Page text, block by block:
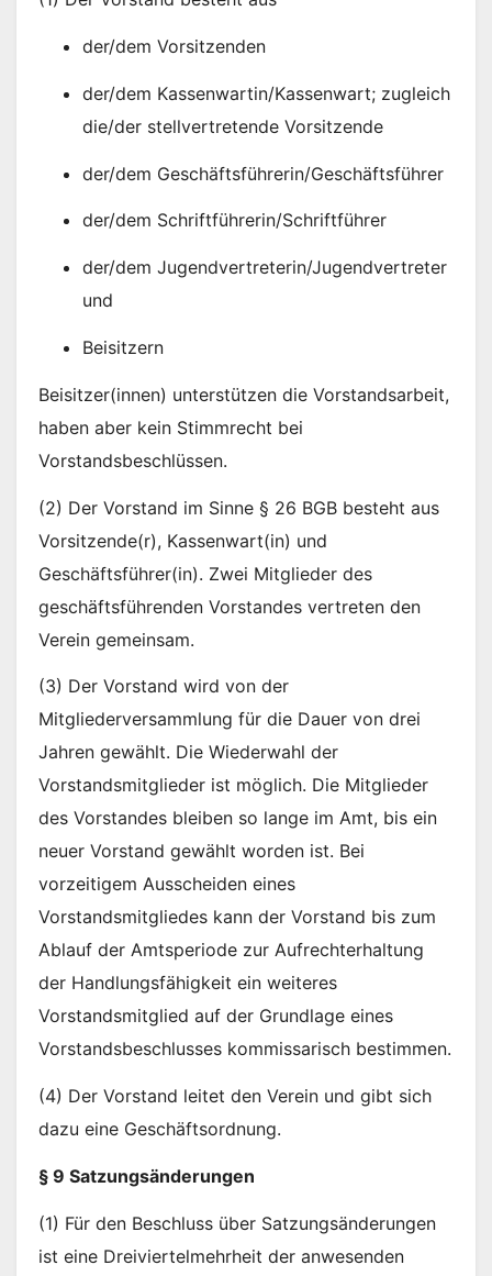
der/dem Vorsitzenden
der/dem Kassenwartin/Kassenwart; zugleich
die/der stellvertretende Vorsitzende
der/dem Geschäftsführerin/Geschäftsführer
der/dem Schriftführerin/Schriftführer
der/dem Jugendvertreterin/Jugendvertreter
und
Beisitzern
Beisitzer(innen) unterstützen die Vorstandsarbeit,
haben aber kein Stimmrecht bei
Vorstandsbeschlüssen.
(2) Der Vorstand im Sinne § 26 BGB besteht aus
Vorsitzende(r), Kassenwart(in) und
Geschäftsführer(in). Zwei Mitglieder des
geschäftsführenden Vorstandes vertreten den
Verein gemeinsam.
(3) Der Vorstand wird von der
Mitgliederversammlung für die Dauer von drei
Jahren gewählt. Die Wiederwahl der
Vorstandsmitglieder ist möglich. Die Mitglieder
des Vorstandes bleiben so lange im Amt, bis ein
neuer Vorstand gewählt worden ist. Bei
vorzeitigem Ausscheiden eines
Vorstandsmitgliedes kann der Vorstand bis zum
Ablauf der Amtsperiode zur Aufrechterhaltung
der Handlungsfähigkeit ein weiteres
Vorstandsmitglied auf der Grundlage eines
Vorstandsbeschlusses kommissarisch bestimmen.
(4) Der Vorstand leitet den Verein und gibt sich
dazu eine Geschäftsordnung.
§ 9 Satzungsänderungen
(1) Für den Beschluss über Satzungsänderungen
ist eine Dreiviertelmehrheit der anwesenden